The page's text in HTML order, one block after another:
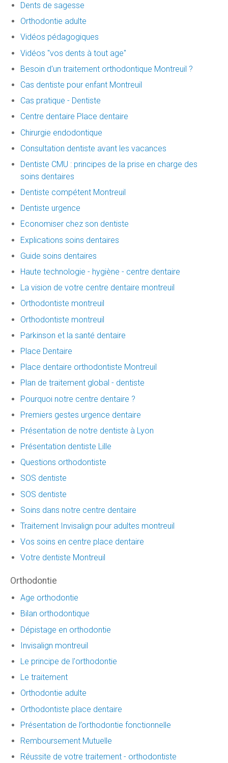
Dents de sagesse
Orthodontie adulte
Vidéos pédagogiques
Vidéos "vos dents à tout age"
Besoin d'un traitement orthodontique Montreuil ?
Cas dentiste pour enfant Montreuil
Cas pratique - Dentiste
Centre dentaire Place dentaire
Chirurgie endodontique
Consultation dentiste avant les vacances
Dentiste CMU : principes de la prise en charge des
soins dentaires
Dentiste compétent Montreuil
Dentiste urgence
Economiser chez son dentiste
Explications soins dentaires
Guide soins dentaires
Haute technologie - hygiène - centre dentaire
La vision de votre centre dentaire montreuil
Orthodontiste montreuil
Orthodontiste montreuil
Parkinson et la santé dentaire
Place Dentaire
Place dentaire orthodontiste Montreuil
Plan de traitement global - dentiste
Pourquoi notre centre dentaire ?
Premiers gestes urgence dentaire
Présentation de notre dentiste à Lyon
Présentation dentiste Lille
Questions orthodontiste
SOS dentiste
SOS dentiste
Soins dans notre centre dentaire
Traitement Invisalign pour adultes montreuil
Vos soins en centre place dentaire
Votre dentiste Montreuil
Orthodontie
Age orthodontie
Bilan orthodontique
Dépistage en orthodontie
Invisalign montreuil
Le principe de l'orthodontie
Le traitement
Orthodontie adulte
Orthodontiste place dentaire
Présentation de l’orthodontie fonctionnelle
Remboursement Mutuelle
Réussite de votre traitement - orthodontiste